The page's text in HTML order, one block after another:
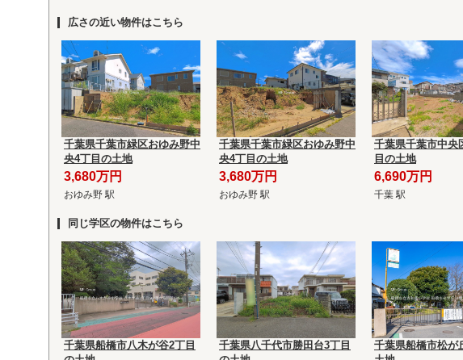
広さの近い物件はこちら
千葉県千葉市緑区おゆみ野中
央4丁目の土地
3,680万円
おゆみ野 駅
千葉県千葉市緑区おゆみ野中
央4丁目の土地
3,680万円
おゆみ野 駅
千葉県千葉市中央
目の土地
6,690万円
千葉 駅
同じ学区の物件はこちら
千葉県船橋市八木が谷2丁目
千葉県八千代市勝田台3丁目
千葉県船橋市松が